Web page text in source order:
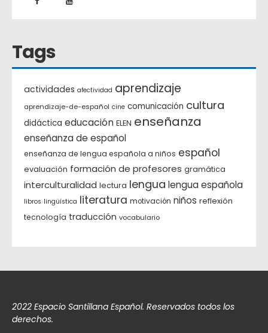
Tags
actividades afectividad aprendizaje
aprendizaje-de-español cine comunicación cultura
didáctica educación ELEN enseñanza
enseñanza de español
enseñanza de lengua española a niños español
evaluación formación de profesores gramática
interculturalidad lectura lengua lengua española
libros lingüística literatura motivación niños reflexión
tecnología traducción vocabulario
2022 Espacio Santillana Español. Reservados todos los
derechos.